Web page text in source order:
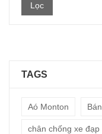
Lọc
TAGS
Aó Monton
chân chống xe đạp